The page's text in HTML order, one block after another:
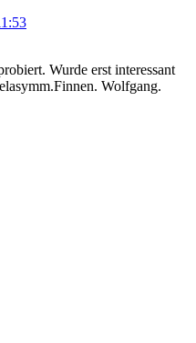
Wurde erst interessant
Wolfgang.